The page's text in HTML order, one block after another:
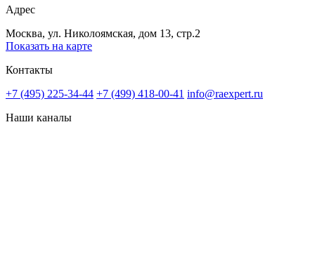
Адрес
Москва, ул. Николоямская, дом 13, стр.2
Показать на карте
Контакты
+7 (495) 225-34-44 +7 (499) 418-00-41 info@raexpert.ru
Наши каналы